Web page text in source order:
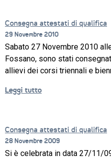
QUALITÀ
E
OPEN
DAY
Consegna attestati di qualifica
29 Novembre 2010
Sabato 27 Novembre 2010
Fossano, sono stati
allievi dei corsi triennali e
Leggi tutto
Consegna attestati di qualifica
28 Novembre 2009
Si è celebrata in data 27/11/